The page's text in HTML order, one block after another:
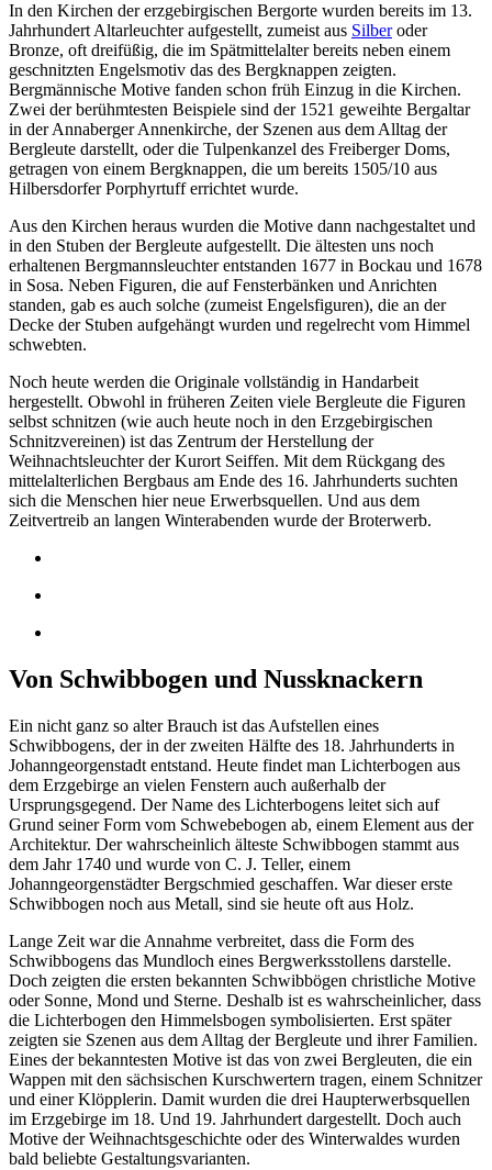
In den Kirchen der erzgebirgischen Bergorte wurden bereits im 13.
Jahrhundert Altarleuchter aufgestellt, zumeist aus Silberoder
Bronze, oft dreifüßig, die im Spätmittelalter bereits neben einem
geschnitzten Engelsmotiv das des Bergknappen zeigten.
Bergmännische Motive fanden schon früh Einzug in die Kirchen.
Zwei der berühmtesten Beispiele sind der 1521 geweihte Bergaltar
in der Annaberger Annenkirche, der Szenen aus dem Alltag der
Bergleute darstellt, oder die Tulpenkanzel des Freiberger Doms,
getragen von einem Bergknappen, die um bereits 1505/10 aus
Hilbersdorfer Porphyrtuff errichtet wurde.
Aus den Kirchen heraus wurden die Motive dann nachgestaltet und
in den Stuben der Bergleute aufgestellt. Die ältesten uns noch
erhaltenen Bergmannsleuchter entstanden 1677 in Bockau und 1678
in Sosa. Neben Figuren, die auf Fensterbänken und Anrichten
standen, gab es auch solche (zumeist Engelsfiguren), die an der
Decke der Stuben aufgehängt wurden und regelrecht vom Himmel
schwebten.
Noch heute werden die Originale vollständig in Handarbeit
hergestellt. Obwohl in früheren Zeiten viele Bergleute die Figuren
selbst schnitzen (wie auch heute noch in den Erzgebirgischen
Schnitzvereinen) ist das Zentrum der Herstellung der
Weihnachtsleuchter der Kurort Seiffen. Mit dem Rückgang des
mittelalterlichen Bergbaus am Ende des 16. Jahrhunderts suchten
sich die Menschen hier neue Erwerbsquellen. Und aus dem
Zeitvertreib an langen Winterabenden wurde der Broterwerb.
Von Schwibbogen und Nussknackern
Ein nicht ganz so alter Brauch ist das Aufstellen eines
Schwibbogens, der in der zweiten Hälfte des 18. Jahrhunderts in
Johanngeorgenstadt entstand. Heute findet man Lichterbogen aus
dem Erzgebirge an vielen Fenstern auch außerhalb der
Ursprungsgegend. Der Name des Lichterbogens leitet sich auf
Grund seiner Form vom Schwebebogen ab, einem Element aus der
Architektur. Der wahrscheinlich älteste Schwibbogen stammt aus
dem Jahr 1740 und wurde von C. J. Teller, einem
Johanngeorgenstädter Bergschmied geschaffen. War dieser erste
Schwibbogen noch aus Metall, sind sie heute oft aus Holz.
Lange Zeit war die Annahme verbreitet, dass die Form des
Schwibbogens das Mundloch eines Bergwerksstollens darstelle.
Doch zeigten die ersten bekannten Schwibbögen christliche Motive
oder Sonne, Mond und Sterne. Deshalb ist es wahrscheinlicher, dass
die Lichterbogen den Himmelsbogen symbolisierten. Erst später
zeigten sie Szenen aus dem Alltag der Bergleute und ihrer Familien.
Eines der bekanntesten Motive ist das von zwei Bergleuten, die ein
Wappen mit den sächsischen Kurschwertern tragen, einem Schnitzer
und einer Klöpplerin. Damit wurden die drei Haupterwerbsquellen
im Erzgebirge im 18. Und 19. Jahrhundert dargestellt. Doch auch
Motive der Weihnachtsgeschichte oder des Winterwaldes wurden
bald beliebte Gestaltungsvarianten.